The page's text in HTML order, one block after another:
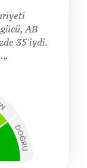
AB
35'iydi.